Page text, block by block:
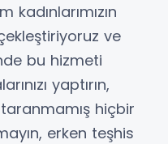
ve
bu hizmeti
yaptırın,
hiçbir
erken teşhis